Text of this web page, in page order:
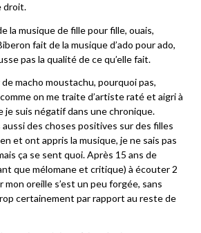
droit.
la musique de fille pour fille, ouais,
fait de la musique d’ado pour ado,
pas la qualité de ce qu’elle fait.
macho moustachu, pourquoi pas,
comme on me traite d’artiste raté et aigri à
je suis négatif dans une chronique.
aussi des choses positives sur des filles
et ont appris la musique, je ne sais pas
ça se sent quoi. Après 15 ans de
que mélomane et critique) à écouter 2
mon oreille s’est un peu forgée, sans
certainement par rapport au reste de